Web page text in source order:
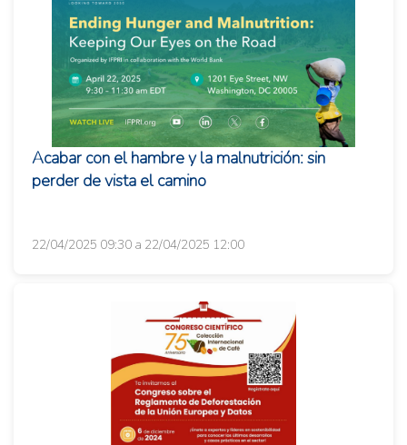
Acabar con el hambre y la malnutrición: sin
perder de vista el camino
22/04/2025 09:30 a 22/04/2025 12:00